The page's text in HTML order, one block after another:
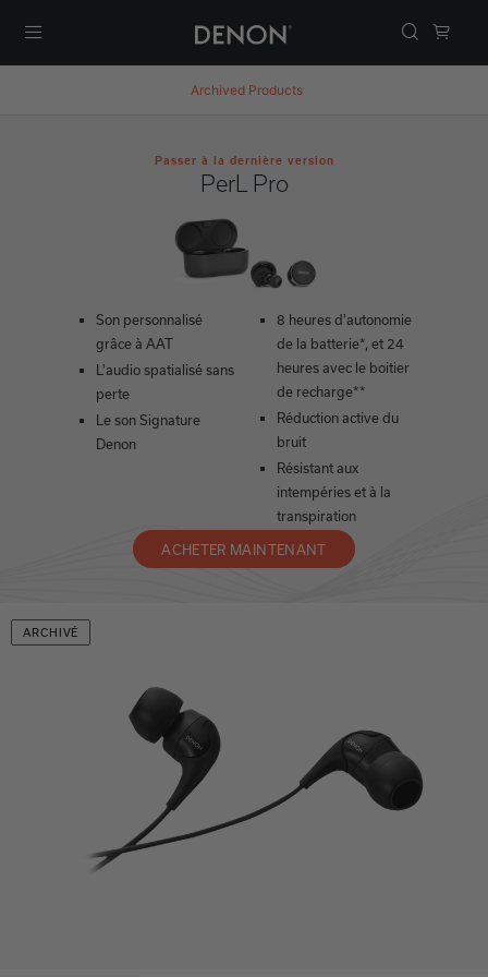
Archived Products
Passer à la dernière version
PerL Pro
Son personnalisé
grâce à AAT
L'audio spatialisé sans
perte
Le son Signature
Denon
8 heures d'autonomie
de la batterie*, et 24
heures avec le boitier
de recharge**
Réduction active du
bruit
Résistant aux
intempéries et à la
transpiration
ACHETER MAINTENANT
ARCHIVÉ